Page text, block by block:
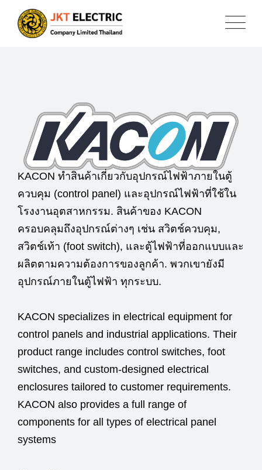
KACON ทำสินค้าเกี่ยวกับอุปกรณ์ไฟฟ้าภายในตู้
ควบคุม (control panel) และอุปกรณ์ไฟฟ้าที่ใช้ใน
โรงงานอุตสาหกรรม. สินค้าของ KACON
ครอบคลุมถึงอุปกรณ์ต่างๆ เช่น สวิตช์ควบคุม,
สวิตช์เท้า (foot switch), และตู้ไฟฟ้าที่ออกแบบและ
ผลิตตามความต้องการของลูกค้า. พวกเขายังมี
อุปกรณ์ภายในตู้ไฟฟ้า ทุกระบบ.
KACON specializes in electrical equipment for
control panels and industrial applications. Their
product range includes control switches, foot
switches, and custom-designed electrical
enclosures tailored to customer requirements.
KACON also provides a full range of
components for all types of electrical panel
systems